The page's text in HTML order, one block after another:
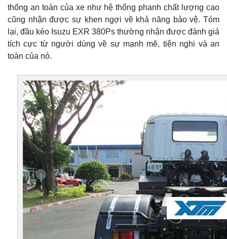
thống an toàn của xe như hệ thống phanh chất lượng cao
cũng nhận được sự khen ngợi về khả năng bảo vệ. Tóm
lại, đầu kéo Isuzu EXR 380Ps thường nhận được đánh giá
tích cực từ người dùng về sự mạnh mẽ, tiện nghi và an
toàn của nó.